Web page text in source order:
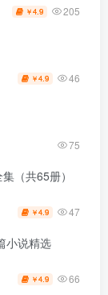
￥4.9 205
￥4.9 46
75
（共65册）
￥4.9 47
小说精选
￥4.9 66